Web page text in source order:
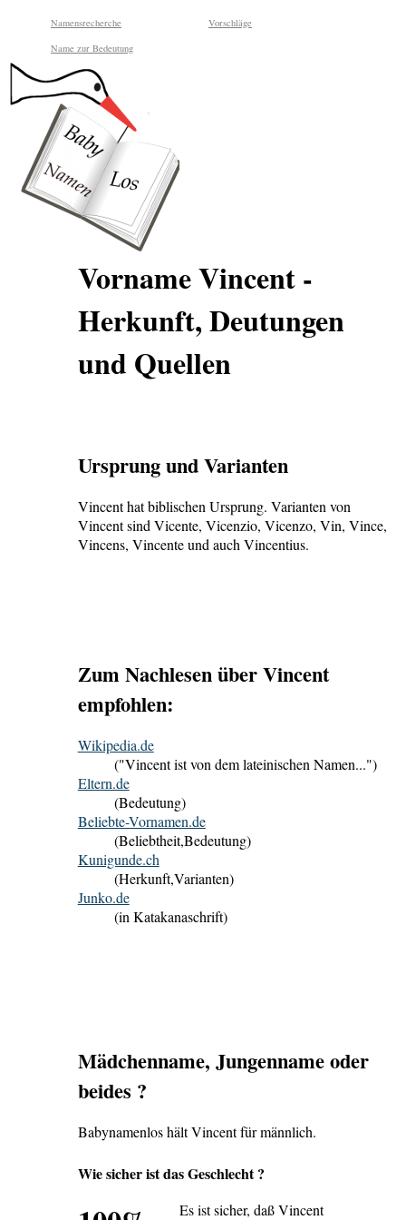
Namensrecherche Vorschläge
Name zur Bedeutung
Vorname Vincent -
Herkunft, Deutungen
und Quellen
Ursprung und Varianten
Vincent hat biblischen Ursprung. Varianten von
Vincent sind Vicente, Vicenzio, Vicenzo, Vin, Vince,
Vincens, Vincente und auch Vincentius.
Zum Nachlesen über Vincent
empfohlen:
Wikipedia.de
("Vincent ist von dem lateinischen Namen...")
Eltern.de
(Bedeutung)
Beliebte-Vornamen.de
(Beliebtheit,Bedeutung)
Kunigunde.ch
(Herkunft,Varianten)
Junko.de
(in Katakanaschrift)
Mädchenname, Jungenname oder
beides ?
Babynamenlos hält Vincent für männlich.
Wie sicher ist das Geschlecht ?
Es ist sicher, daß Vincent